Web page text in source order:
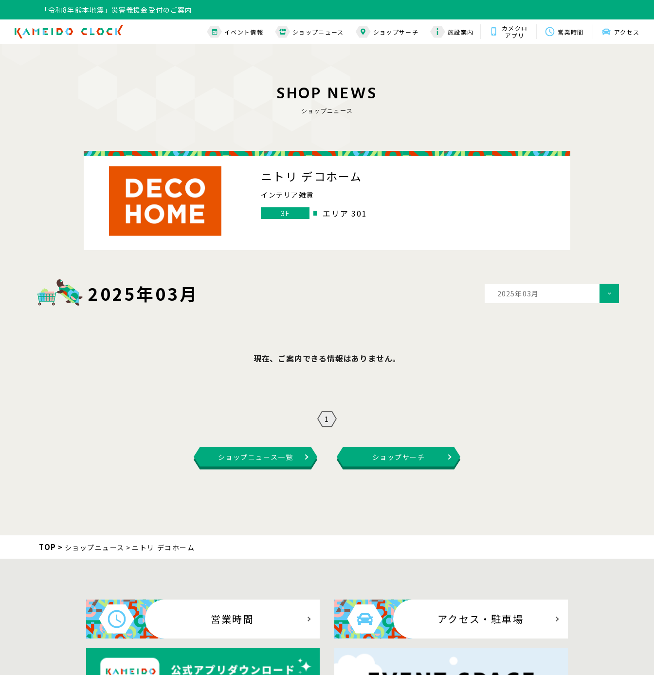
「令和8年熊本地震」災害義援金受付のご案内
イベント情報 ショップニュース ショップサーチ 施設案内
カメクロ
アプリ
営業時間 アクセス
SHOP NEWS
ショップニュース
ニトリ デコホーム
インテリア雑貨
3F
エリア 301
2025年03月
2025年03月
現在、ご案内できる情報はありません。
1
ショップニュース一覧 ショップサーチ
TOP ショップニュース ニトリ デコホーム
営業時間 アクセス ・駐車場